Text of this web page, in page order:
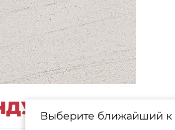
Выберите ближайший к